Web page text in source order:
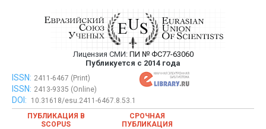
Евразийский Союз Ученых —
публикация научных статей в
ежемесячном научном журнале
Лицензия СМИ: ПИ № ФС77-63060
Публикуется с 2014 года
Евразийский Союз Ученых — публикация научных статей в
ежемесячном научном журнале
ISSN: 2411-6467 (Print)
ISSN: 2413-9335 (Online)
DOI:
10.31618/esu.2411-6467.8.53.1
ПУБЛИКАЦИЯ В
SCOPUS
СРОЧНАЯ
ПУБЛИКАЦИЯ